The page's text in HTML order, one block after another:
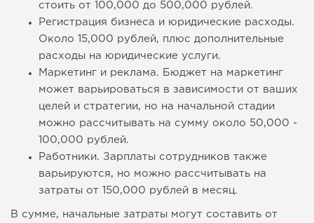
стоить от 100,000 до 500,000 рублей.
Регистрация бизнеса и юридические расходы.
Около 15,000 рублей, плюс дополнительные
расходы на юридические услуги.
Маркетинг и реклама. Бюджет на маркетинг
может варьироваться в зависимости от ваших
целей и стратегии, но на начальной стадии
можно рассчитывать на сумму около 50,000 -
100,000 рублей.
Работники. Зарплаты сотрудников также
варьируются, но можно рассчитывать на
затраты от 150,000 рублей в месяц.
В сумме, начальные затраты могут составить от